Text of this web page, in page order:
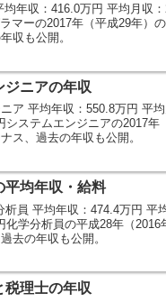
年収：416.0万円 平均月収
マーの2017年（平成29年）
収も公開。
ジニアの年収
ア 平均年収：550.8万円 平
システムエンジニアの2017年
ス、過去の年収も公開。
平均年収・給料
析員 平均年収：474.4万円 平
化学分析員の平成28年（2016
去の年収も公開。
税理士の年収